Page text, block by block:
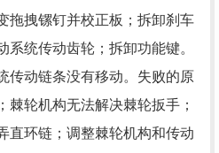
拖拽镙钉并校正板；拆卸刹车
系统传动齿轮；拆卸功能键。
传动链条没有移动。失败的原
棘轮机构无法解决棘轮扳手；
直环链；调整棘轮机构和传动